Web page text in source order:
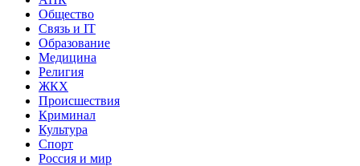
Общество
Связь и IT
Образование
Медицина
Религия
ЖКХ
Происшествия
Криминал
Культура
Спорт
Россия и мир